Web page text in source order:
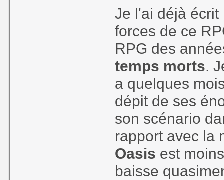
Je l'ai déjà
forces de ce
RPG des
temps morts.
a quelques
dépit de ses
son scénario
rapport avec la
Oasis est
baisse